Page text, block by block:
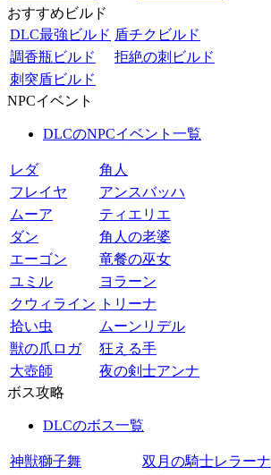
おすすめビルド
DLC最強ビルド 盾チクビルド
調香瓶ビルド
拒絶の刺ビルド
刺突盾ビルド
NPCイベント
DLCのNPCイベント一覧
レダ
角人
フレイヤ
アンスバッハ
ムーア
ティエリエ
ダン
角人の老婆
エーゴン
竜餐の巫女
ユミル
ヨラーン
クウィライン
トリーナ
拾い虫
ムーンリデル
獣の爪ロガ
狂える手
大壺師
夜の剣士アンナ
ボス攻略
DLCのボス一覧
神獣獅子舞
双月の騎士レラーナ